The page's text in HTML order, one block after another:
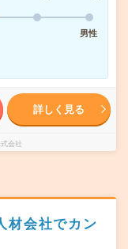
男性
詳しく見る
会社
材会社でカン